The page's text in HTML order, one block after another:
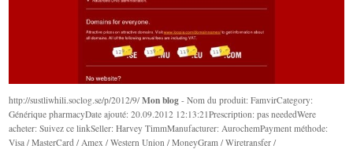
http://sustliwhili.soclog.se/p/2012/9/Mon blog - Nom du produit: FamvirCategory:
Générique pharmacyDate ajouté: 20.09.2012 12:13:21Prescription: pas neededWere
acheter: Suivez ce linkSeller: Harvey TimmManufacturer: AurochemPayment méthode:
Visa / MasterCard / Amex / Western Union / MoneyGram / Wiretransfer /